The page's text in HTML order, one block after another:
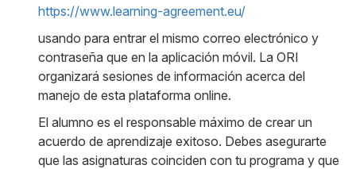
https://www.learning-agreement.eu/
usando para entrar el mismo correo electrónico y
contraseña que en la aplicación móvil. La ORI
organizará sesiones de información acerca del
manejo de esta plataforma online.
El alumno es el responsable máximo de crear un
acuerdo de aprendizaje exitoso. Debes asegurarte
que las asignaturas coinciden con tu programa y que